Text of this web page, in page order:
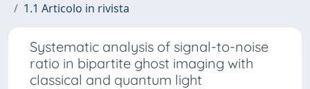
1.1 Articolo in rivista
Systematic analysis of signal-to-noise
ratio in bipartite ghost imaging with
classical and quantum light